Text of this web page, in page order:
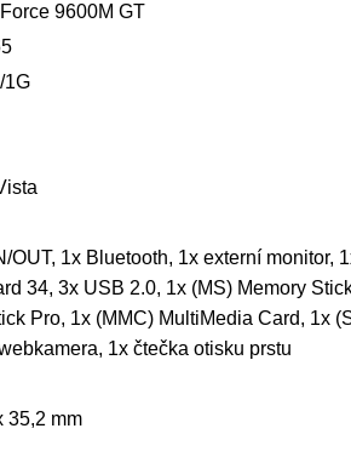
9600M GT
1G
OUT, 1x Bluetooth, 1x externí monitor,
34, 3x USB 2.0, 1x (MS) Memory
Pro, 1x (MMC) MultiMedia Card, 1x
1x čtečka otisku prstu
35,2 mm